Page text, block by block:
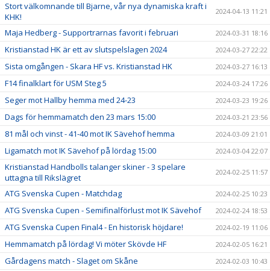
Stort välkomnande till Bjarne, vår nya dynamiska kraft i
KHK!
2024-04-13 11:21
Maja Hedberg - Supportrarnas favorit i februari 2024-03-31 18:16
Kristianstad HK är ett av slutspelslagen 2024 2024-03-27 22:22
Sista omgången - Skara HF vs. Kristianstad HK 2024-03-27 16:13
F14 finalklart för USM Steg 5 2024-03-24 17:26
Seger mot Hallby hemma med 24-23 2024-03-23 19:26
Dags för hemmamatch den 23 mars 15:00 2024-03-21 23:56
81 mål och vinst - 41-40 mot IK Sävehof hemma 2024-03-09 21:01
Ligamatch mot IK Sävehof på lördag 15:00 2024-03-04 22:07
Kristianstad Handbolls talanger skiner - 3 spelare
uttagna till Rikslägret
2024-02-25 11:57
ATG Svenska Cupen - Matchdag 2024-02-25 10:23
ATG Svenska Cupen - Semifinalförlust mot IK Sävehof 2024-02-24 18:53
ATG Svenska Cupen Final4 - En historisk höjdare! 2024-02-19 11:06
Hemmamatch på lördag! Vi möter Skövde HF 2024-02-05 16:21
Gårdagens match - Slaget om Skåne 2024-02-03 10:43